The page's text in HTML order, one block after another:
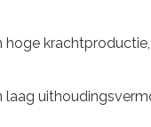
hoge
laag